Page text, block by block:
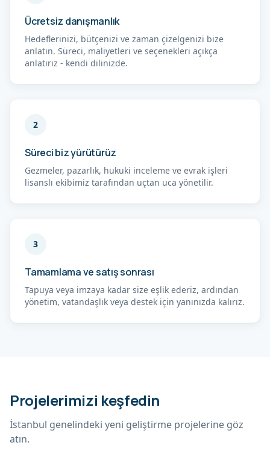
Ücretsiz danışmanlık
Hedeflerinizi, bütçenizi ve zaman çizelgenizi bize
anlatın. Süreci, maliyetleri ve seçenekleri açıkça
anlatırız - kendi dilinizde.
2
Süreci biz yürütürüz
Gezmeler, pazarlık, hukuki inceleme ve evrak işleri
lisanslı ekibimiz tarafından uçtan uca yönetilir.
3
Tamamlama ve satış sonrası
Tapuya veya imzaya kadar size eşlik ederiz, ardından
yönetim, vatandaşlık veya destek için yanınızda kalırız.
Projelerimizi keşfedin
İstanbul genelindeki yeni geliştirme projelerine göz
atın.